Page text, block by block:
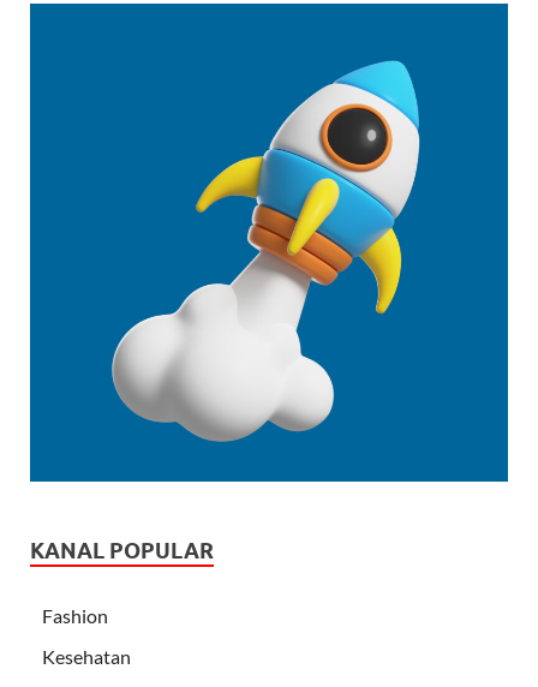
KANAL POPULAR
Fashion
Kesehatan